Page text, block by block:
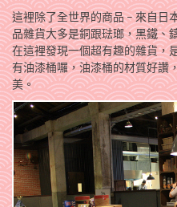
這裡除了全世界的商品 – 來自日
品雜貨大多是銅跟琺瑯，黑鐵、
在這裡發現一個超有趣的雜貨，
有油漆桶囉，油漆桶的材質好讚
美。